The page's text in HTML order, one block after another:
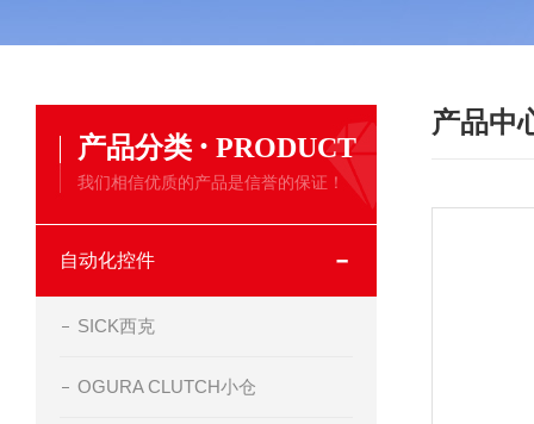
产品分类 · PRODUCT
我们相信优质的产品是信誉的保证！
自动化控件
SICK西克
OGURA CLUTCH小仓
产品中